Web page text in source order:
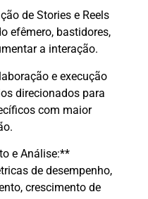
de Stories e Reels
efêmero, bastidores,
a interação.
e execução
direcionados para
com maior
e Análise:**
de desempenho,
crescimento de